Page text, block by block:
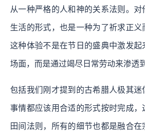
从一种严格的人和神的关系法则。
生活的形式，也是一种为了祈求正义
这种体验不是在节日的盛典中激发起
场面，而是通过竭尽日常劳动来渗透
包括我们刚才提到的古希腊人极其
事情都应该用合适的形式按时完成，
田间法则，所有的细节也都是融合